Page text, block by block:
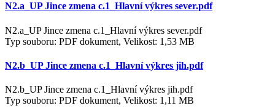
N2.a_UP Jince zmena c.1_Hlavní výkres sever.pdf
N2.a_UP Jince zmena c.1_Hlavní výkres sever.pdf
Typ souboru: PDF dokument, Velikost: 1,53 MB
N2.b_UP Jince zmena c.1_Hlavní výkres jih.pdf
N2.b_UP Jince zmena c.1_Hlavní výkres jih.pdf
Typ souboru: PDF dokument, Velikost: 1,11 MB